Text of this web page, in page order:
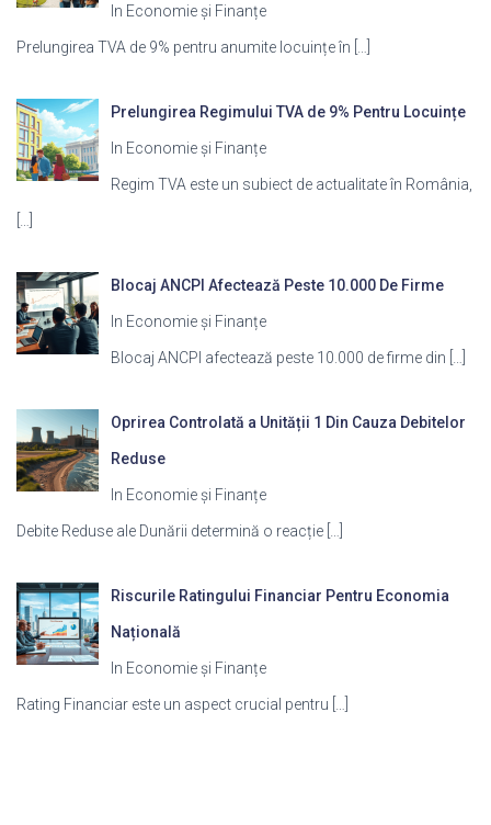
In Economie și Finanțe
Prelungirea TVA de 9% pentru anumite locuințe în
Prelungirea Regimului TVA de 9% Pentru Locuințe
In Economie și Finanțe
Regim TVA este un subiect de actualitate în România,
Blocaj ANCPI Afectează Peste 10.000 De Firme
In Economie și Finanțe
Blocaj ANCPI afectează peste 10.000 de firme din
Oprirea Controlată a Unității 1 Din Cauza Debitelor
Reduse
In Economie și Finanțe
Debite Reduse ale Dunării determină o reacție
Riscurile Ratingului Financiar Pentru Economia
Națională
In Economie și Finanțe
Rating Financiar este un aspect crucial pentru